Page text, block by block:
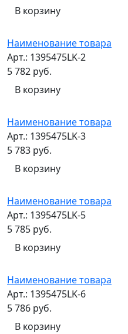
В корзину
Наименование товара
Арт.: 1395475LK-2
5 782 руб.
В корзину
Наименование товара
Арт.: 1395475LK-3
5 783 руб.
В корзину
Наименование товара
Арт.: 1395475LK-5
5 785 руб.
В корзину
Наименование товара
Арт.: 1395475LK-6
5 786 руб.
В корзину